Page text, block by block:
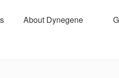
About Dynegene